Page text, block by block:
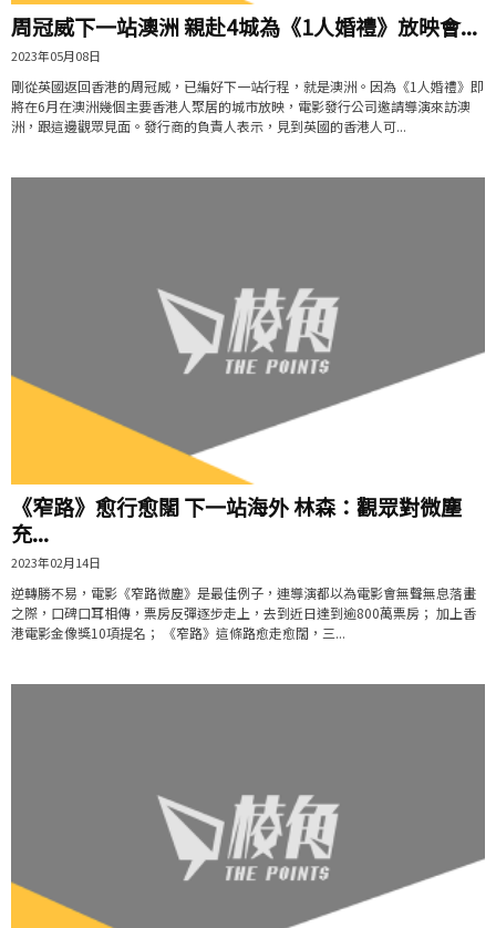
周冠威下一站澳洲 親赴4城為《1人婚禮》放映會...
2023年05月08日
剛從英國返回香港的周冠威，已編好下一站行程，就是澳洲。因為《1人婚禮》即
將在6月在澳洲幾個主要香港人聚居的城市放映，電影發行公司邀請導演來訪澳
洲，跟這邊觀眾見面。發行商的負責人表示，見到英國的香港人可...
《窄路》愈行愈闊 下一站海外 林森：觀眾對微塵
充...
2023年02月14日
逆轉勝不易，電影《窄路微塵》是最佳例子，連導演都以為電影會無聲無息落畫
之際，口碑口耳相傳，票房反彈逐步走上，去到近日達到逾800萬票房； 加上香
港電影金像獎10項提名； 《窄路》這條路愈走愈闊，三...